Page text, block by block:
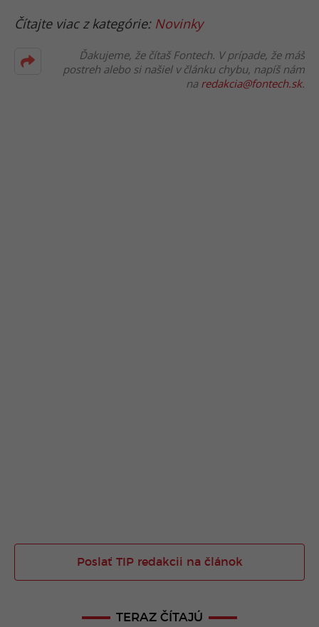
Čítajte viac z kategórie: Novinky
Ďakujeme, že čítaš Fontech. V prípade, že máš
postreh alebo si našiel v článku chybu, napíš nám
na redakcia@fontech.sk.
Poslať TIP redakcii na článok
TERAZ ČÍTAJÚ